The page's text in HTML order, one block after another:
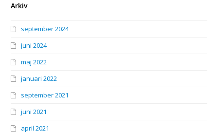
Arkiv
september 2024
juni 2024
maj 2022
januari 2022
september 2021
juni 2021
april 2021